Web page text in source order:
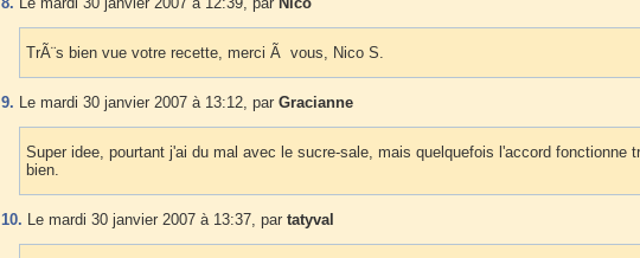
TrÃ¨s bien vue votre recette, merci Ã vous, Nico S.
9. Le mardi 30 janvier 2007 à 13:12, par Gracianne
Super idee, pourtant j'ai du mal avec le sucre-sale, mais quelquefois l'accord fonctionne
bien.
10. Le mardi 30 janvier 2007 à 13:37, par tatyval